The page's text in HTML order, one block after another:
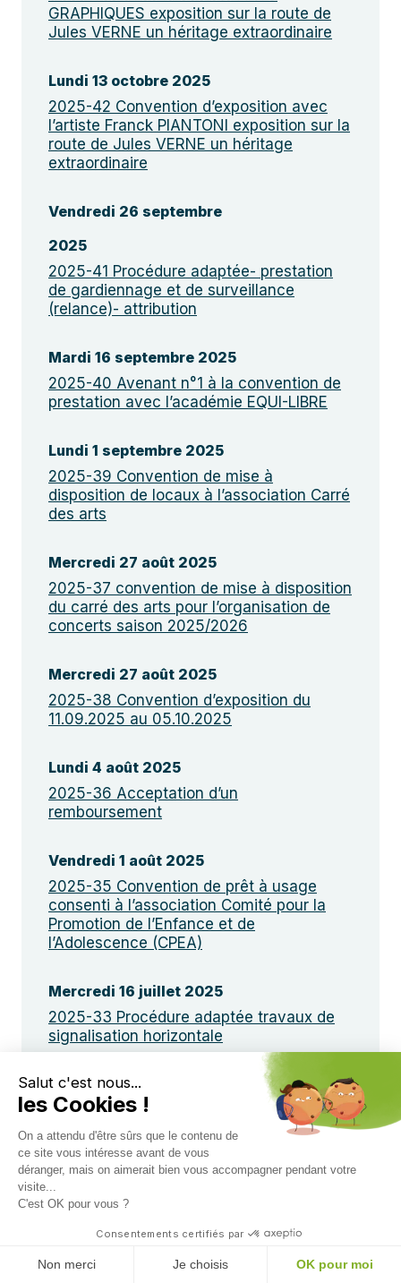
En 1 clic
GRAPHIQUES exposition sur la route de
Jules VERNE un héritage extraordinaire
Lundi 13 octobre 2025
2025-42 Convention d’exposition avec
l’artiste Franck PIANTONI exposition sur la
route de Jules VERNE un héritage
extraordinaire
Vendredi 26 septembre
2025
2025-41 Procédure adaptée- prestation
de gardiennage et de surveillance
(relance)- attribution
Mardi 16 septembre 2025
2025-40 Avenant n°1 à la convention de
prestation avec l’académie EQUI-LIBRE
Lundi 1 septembre 2025
2025-39 Convention de mise à
disposition de locaux à l’association Carré
des arts
Mercredi 27 août 2025
2025-37 convention de mise à disposition
du carré des arts pour l’organisation de
concerts saison 2025/2026
Mercredi 27 août 2025
2025-38 Convention d’exposition du
11.09.2025 au 05.10.2025
Lundi 4 août 2025
2025-36 Acceptation d’un
remboursement
Vendredi 1 août 2025
2025-35 Convention de prêt à usage
consenti à l’association Comité pour la
Promotion de l’Enfance et de
l’Adolescence (CPEA)
Mercredi 16 juillet 2025
2025-33 Procédure adaptée travaux de
signalisation horizontale
Vendredi 11 juillet 2025
2025-32 Convention de prêt à usage
consenti à l’association Comité pour la
Promotion de l’Enfance et de
l’Adolescence (CPEA)
Salut c'est nous...
les Cookies !
On a attendu d'être sûrs que le contenu de
ce site vous intéresse avant de vous
déranger, mais on aimerait bien vous accompagner pendant votre
visite...
C'est OK pour vous ?
Consentements certifiés par
Non merci Je choisis OK pour moi